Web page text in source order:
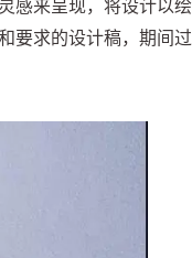
感来呈现，将设计以绘
要求的设计稿，期间过